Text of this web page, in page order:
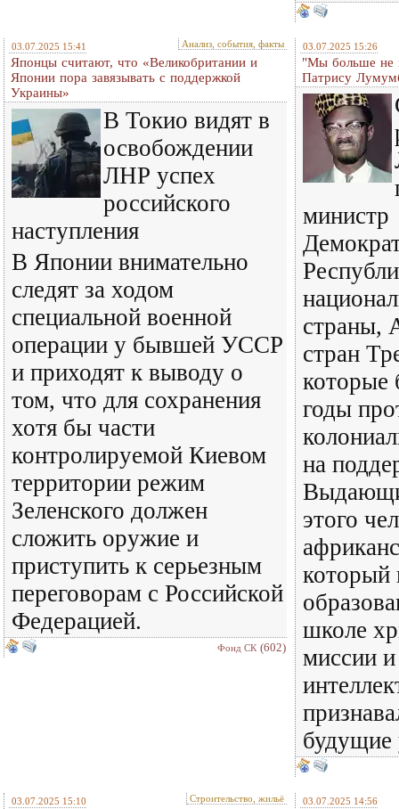
03.07.2025 15:41 Анализ, события, факты
Японцы считают, что «Великобритании и
Японии пора завязывать с поддержкой
Украины»
В Токио видят в
освобождении
ЛНР успех
российского
наступления
В Японии внимательно
следят за ходом
специальной военной
операции y бывшей УССР
и приходят к выводу о
том, что для сохранения
хотя бы части
контролируемой Киевом
территории режим
Зеленского должен
сложить оружие и
приступить к серьезным
переговорам с Российской
Федерацией.
Фонд СК (602)
03.07.2025 15:26
"Мы больше не
Патрису
министр
страны,
стран
которые
годы
на
этого
который
школе
миссии
03.07.2025 15:10 Строительство, жильё 03.07.2025 14:56